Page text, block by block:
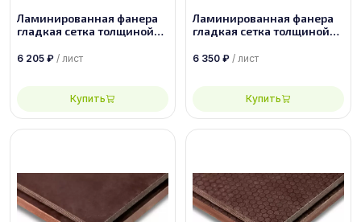
Ламинированная фанера
гладкая сетка толщиной
2440х1220, сорт 1/1
6 205 ₽ / лист
Купить
Ламинированная фанера
гладкая сетка толщиной
2500х1250, сорт 1/1
6 350 ₽ / лист
Купить